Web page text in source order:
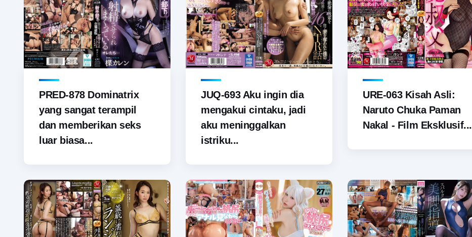
PRED-878 Dominatrix
yang sangat terampil
dan memberikan seks
luar biasa...
JUQ-693 Aku ingin dia
mengakui cintaku, jadi
aku meninggalkan
istriku...
URE-063 Kisah Asli:
Naruto Chuka Paman
Nakal - Film Eksklusif...